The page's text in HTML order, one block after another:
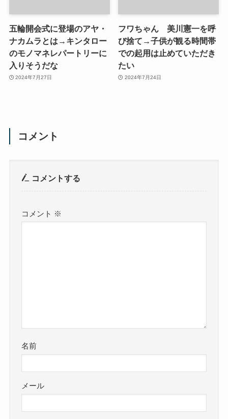
五輪開会式に登場のアヤ・
ナカムラとは→キンタロー
のモノマネレパートリーに
入りそうだな
2024年7月27日
フワちゃん 美川憲一を呼
び捨て→子供が観る時間帯
での起用は止めていただき
たい
2024年7月24日
コメント
コメントする
コメント ※
名前
メール